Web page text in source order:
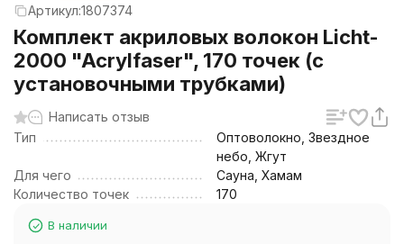
Артикул:1807374
Комплект акриловых волокон Licht-
2000 "Acrylfaser", 170 точек (с
установочными трубками)
Написать отзыв
Тип
Оптоволокно, Звездное
небо, Жгут
Для чего
Сауна, Хамам
Количество точек
170
В наличии